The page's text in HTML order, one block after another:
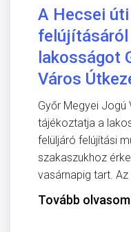
A Hecsei
lakosságot
Város
Győr Megyei Jogú
tájékoztatja a
felüljáró felújítási
szakaszukhoz
vasárnapig tart.
Tovább olvasom